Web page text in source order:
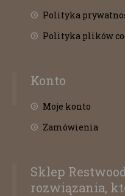
Polityka
Polityka plików
Konto
Moje konto
Zamówienia
Sklep
rozwiązania,